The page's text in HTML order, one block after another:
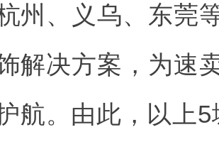
州、义乌、东莞
解决方案，为速
航。由此，以上